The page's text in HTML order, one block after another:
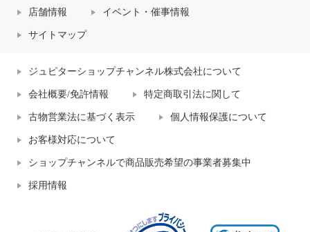
店舗情報 イベント・催事情報
サイトマップ
ジュピターショップチャンネル株式会社について
会社概要/免許情報 特定商取引法に関して
古物営業法に基づく表示 個人情報保護について
お客様対応について
ショップチャンネルで商品販売希望の事業者募集中
採用情報